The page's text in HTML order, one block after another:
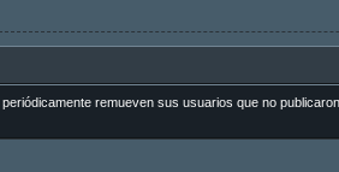
remueven sus usuarios que no